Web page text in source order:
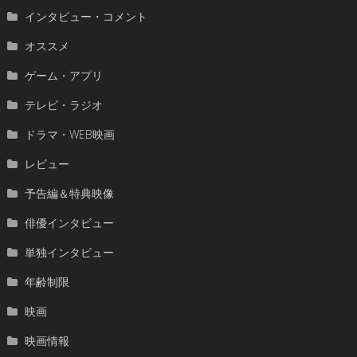
インタビュー・コメント
オススメ
ゲーム・アプリ
テレビ・ラジオ
ドラマ・WEB映画
レビュー
予告編＆特典映像
俳優インタビュー
単独インタビュー
年齢制限
映画
映画情報